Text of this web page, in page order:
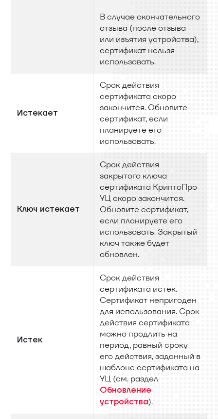
В случае окончательного
отзыва (после отзыва
или изъятия устройства),
сертификат нельзя
использовать.
Истекает
Срок действия
сертификата скоро
закончится. Обновите
сертификат, если
планируете его
использовать.
Ключ истекает
Срок действия
закрытого ключа
сертификата КриптоПро
УЦ скоро закончится.
Обновите сертификат,
если планируете его
использовать. Закрытый
ключ также будет
обновлен.
Истек
Срок действия
сертификата истек.
Сертификат непригоден
для использования. Срок
действия сертификата
можно продлить на
период, равный сроку
его действия, заданный в
шаблоне сертификата на
УЦ (см. раздел
Обновление
устройства).